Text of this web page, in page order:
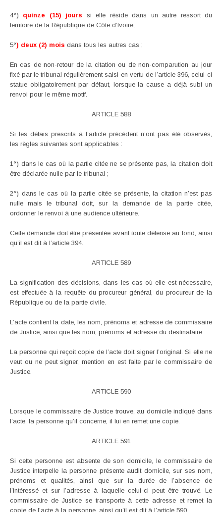
4°) quinze (15) jours
si elle réside dans un autre ressort du
territoire de la République de Côte d’Ivoire;
5°) deux (2) mois dans tous les autres cas ;
En cas de non-retour de la citation ou de non-comparution au jour
fixé par le tribunal régulièrement saisi en vertu de l’article 396, celui-ci
statue obligatoirement par défaut, lorsque la cause a déjà subi un
renvoi pour le même motif.
ARTICLE 588
Si les délais prescrits à l’article précédent n’ont pas été observés,
les règles suivantes sont applicables :
1°) dans le cas où la partie citée ne se présente pas, la citation doit
être déclarée nulle par le tribunal ;
2°) dans le cas où la partie citée se présente, la citation n’est pas
nulle mais le tribunal doit, sur la demande de la partie citée,
ordonner le renvoi à une audience ultérieure.
Cette demande doit être présentée avant toute défense au fond, ainsi
qu’il est dit à l’article 394.
ARTICLE 589
La signification des décisions, dans les cas où elle est nécessaire,
est effectuée à la requête du procureur général, du procureur de la
République ou de la partie civile.
L’acte contient la date, les nom, prénoms et adresse de commissaire
de Justice, ainsi que les nom, prénoms et adresse du destinataire.
La personne qui reçoit copie de l’acte doit signer l’original. Si elle ne
veut ou ne peut signer, mention en est faite par le commissaire de
Justice.
ARTICLE 590
Lorsque le commissaire de Justice trouve, au domicile indiqué dans
l’acte, la personne qu’il concerne, il lui en remet une copie.
ARTICLE 591
Si cette personne est absente de son domicile, le commissaire de
Justice interpelle la personne présente audit domicile, sur ses nom,
prénoms et qualités, ainsi que sur la durée de l’absence de
l’intéressé et sur l’adresse à laquelle celui-ci peut être trouvé. Le
commissaire de Justice se transporte à cette adresse et remet la
copie de l’acte à la personne, ainsi qu’il est dit à l’article 590.